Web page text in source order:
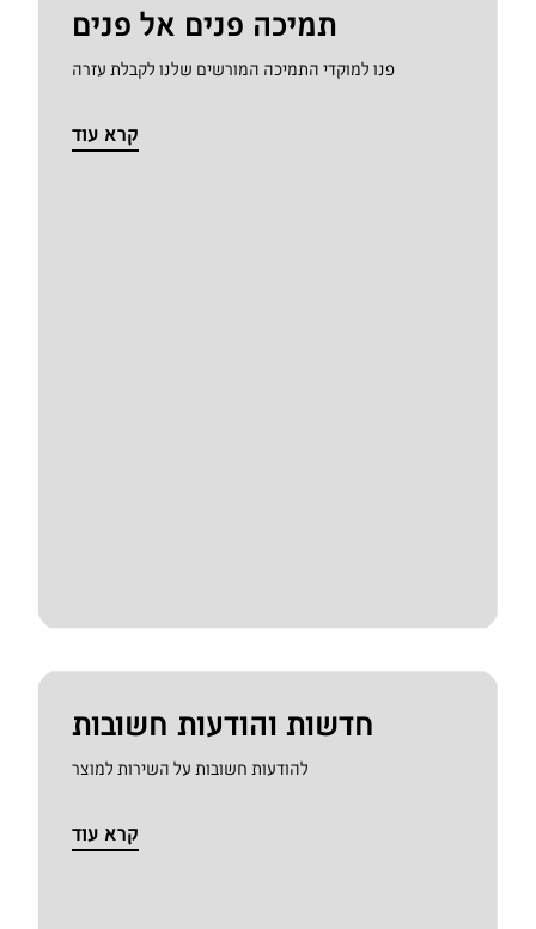
תמיכה פנים אל פנים
פנו למוקדי התמיכה המורשים שלנו לקבלת עזרה
קרא עוד
חדשות והודעות חשובות
להודעות חשובות על השירות למוצר
קרא עוד